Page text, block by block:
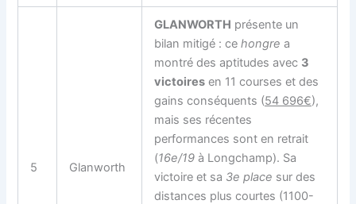
5 Glanworth
GLANWORTH présente un
bilan mitigé : cehongre a
montré des aptitudes avec 3
victoires en 11 courses et des
gains conséquents (54 696€),
mais ses récentes
performances sont en retrait
(16e/19 à Longchamp). Sa
victoire et sa 3e place sur des
distances plus courtes (1100-